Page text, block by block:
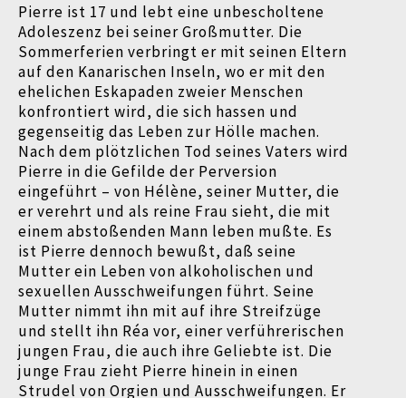
Pierre ist 17 und lebt eine unbescholtene
Adoleszenz bei seiner Großmutter. Die
Sommerferien verbringt er mit seinen Eltern
auf den Kanarischen Inseln, wo er mit den
ehelichen Eskapaden zweier Menschen
konfrontiert wird, die sich hassen und
gegenseitig das Leben zur Hölle machen.
Nach dem plötzlichen Tod seines Vaters wird
Pierre in die Gefilde der Perversion
eingeführt – von Hélène, seiner Mutter, die
er verehrt und als reine Frau sieht, die mit
einem abstoßenden Mann leben mußte. Es
ist Pierre dennoch bewußt, daß seine
Mutter ein Leben von alkoholischen und
sexuellen Ausschweifungen führt. Seine
Mutter nimmt ihn mit auf ihre Streifzüge
und stellt ihn Réa vor, einer verführerischen
jungen Frau, die auch ihre Geliebte ist. Die
junge Frau zieht Pierre hinein in einen
Strudel von Orgien und Ausschweifungen. Er